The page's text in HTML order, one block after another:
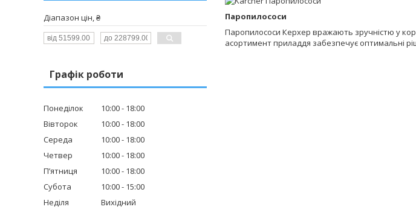
Паропилососи
Паропилососи Керхер вражають зручністю у
асортимент приладдя забезпечує оптимальні
Діапазон цін, ₴
Графік роботи
Понеділок 10:00
18:00
Вівторок
10:00
18:00
Середа
10:00
18:00
Четвер
10:00
18:00
Пʼятниця
10:00
18:00
Субота
10:00
15:00
Неділя
Вихідний